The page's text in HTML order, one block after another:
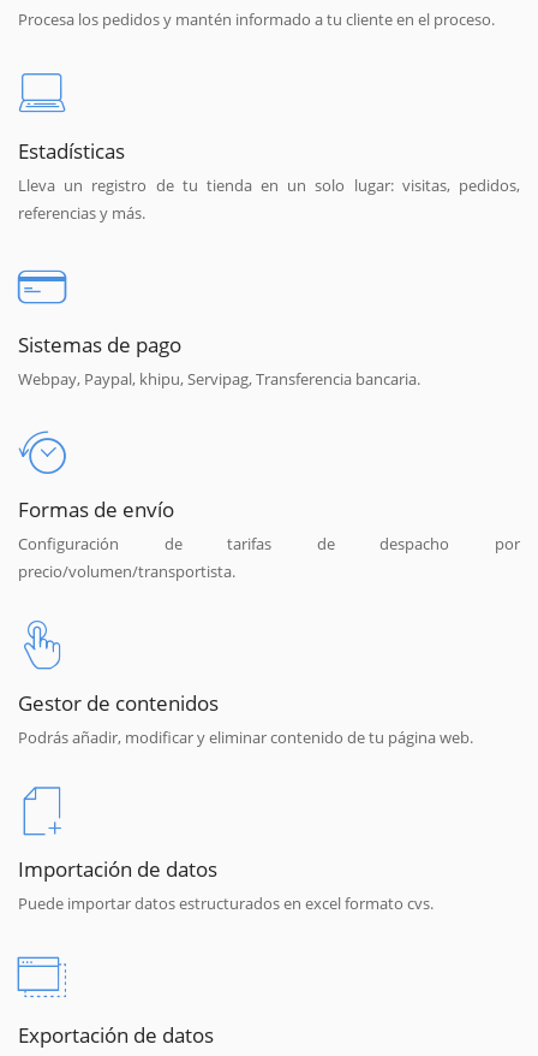
Procesa los pedidos y mantén informado a tu cliente en el proceso.
Estadísticas
Lleva un registro de tu tienda en un solo lugar: visitas, pedidos,
referencias y más.
Sistemas de pago
Webpay, Paypal, khipu, Servipag, Transferencia bancaria.
Formas de envío
Configuración de tarifas de despacho por
precio/volumen/transportista.
Gestor de contenidos
Podrás añadir, modificar y eliminar contenido de tu página web.
Importación de datos
Puede importar datos estructurados en excel formato cvs.
Exportación de datos